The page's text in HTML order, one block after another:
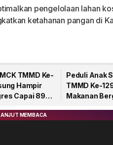
pengelolaan lahan
ketahanan pangan di
TMMD Ke-
Hampir
Capai 89
Peduli Anak
TMMD Ke-
Makanan